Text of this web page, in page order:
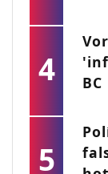
4
BC
5